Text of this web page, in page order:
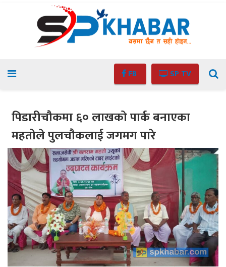
FB SP TV
पिडारीचौकमा ६० लाखको पार्क बनाएका
महतोले पुलचौकलाई जगमग पारे